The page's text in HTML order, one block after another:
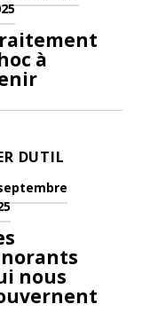
à
DUTIL
nous